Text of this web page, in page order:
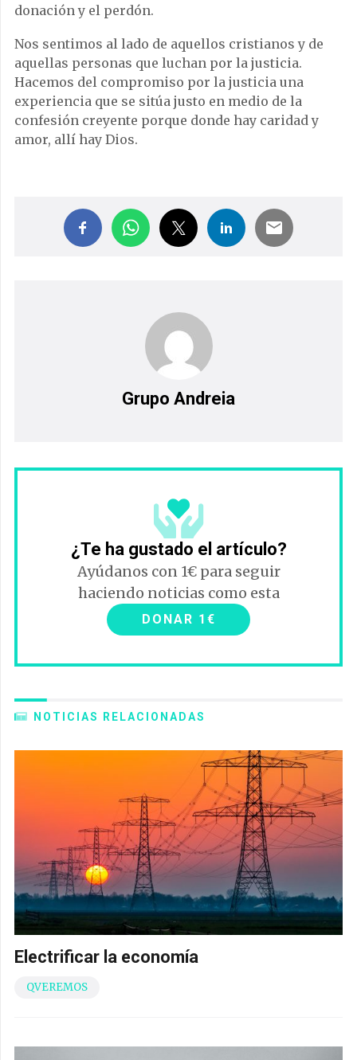
donación y el perdón.
Nos sentimos al lado de aquellos cristianos y de
aquellas personas que luchan por la justicia.
Hacemos del compromiso por la justicia una
experiencia que se sitúa justo en medio de la
confesión creyente porque donde hay caridad y
amor, allí hay Dios.
Grupo Andreia
¿Te ha gustado el artículo?
Ayúdanos con 1€ para seguir
haciendo noticias como esta
DONAR 1€
NOTICIAS RELACIONADAS
Electrificar la economía
QVEREMOS